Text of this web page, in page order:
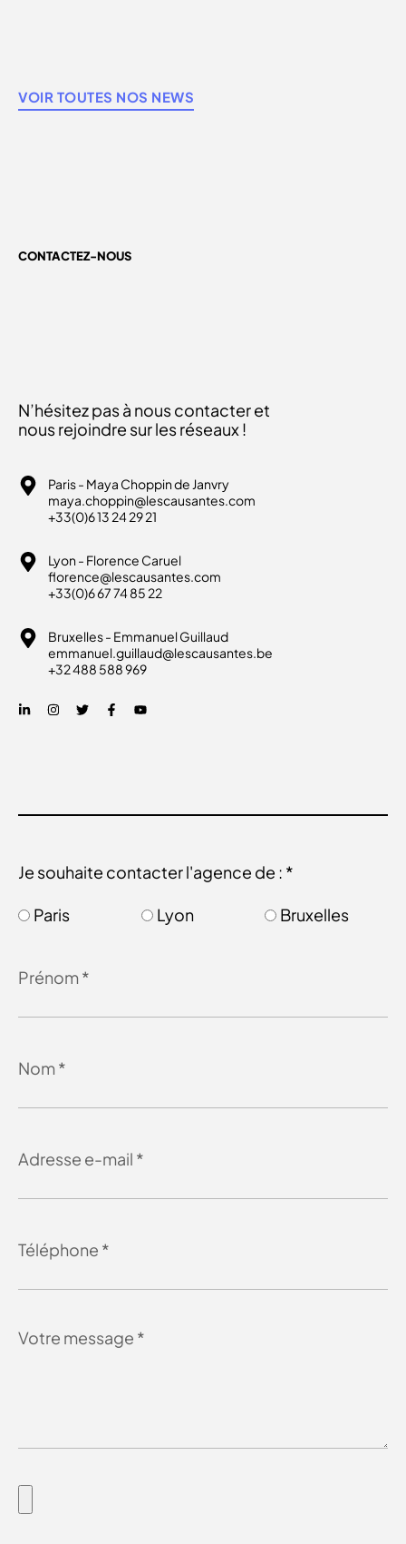
VOIR TOUTES NOS NEWS
CONTACTEZ-NOUS
N’hésitez pas à nous contacter et
nous rejoindre sur les réseaux !
Paris - Maya Choppin de Janvry
maya.choppin@lescausantes.com
+33(0)6 13 24 29 21
Lyon - Florence Caruel
florence@lescausantes.com
+33(0)6 67 74 85 22
Bruxelles - Emmanuel Guillaud
emmanuel.guillaud@lescausantes.be
+32 488 588 969
Je souhaite contacter l'agence de : *
Paris Lyon Bruxelles